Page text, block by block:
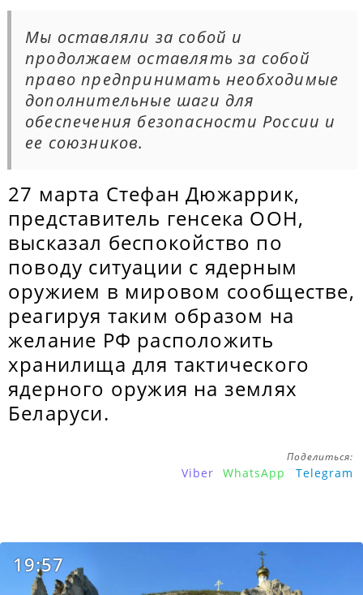
Мы оставляли за собой и
продолжаем оставлять за собой
право предпринимать необходимые
дополнительные шаги для
обеспечения безопасности России и
ее союзников.
27 марта Стефан Дюжаррик,
представитель генсека ООН,
высказал беспокойство по
поводу ситуации с ядерным
оружием в мировом сообществе,
реагируя таким образом на
желание РФ расположить
хранилища для тактического
ядерного оружия на землях
Беларуси.
Поделиться:
Viber WhatsApp Telegram
19:57